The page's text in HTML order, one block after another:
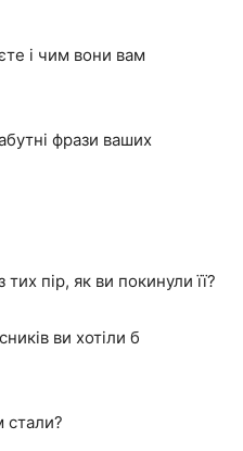
і чим вони вам
фрази ваших
пір, як ви покинули її?
ви хотіли б
стали?